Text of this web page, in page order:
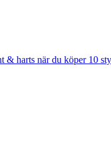
& harts när du köper 10